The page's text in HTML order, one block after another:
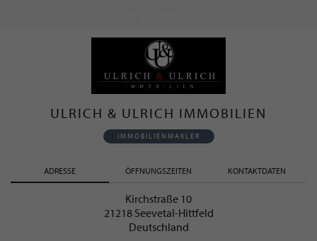
ULRICH & ULRICH IMMOBILIEN
IMMOBILIENMAKLER
ADRESSE ÖFFNUNGSZEITEN KONTAKTDATEN
Kirchstraße 10
21218 Seevetal-Hittfeld
Deutschland